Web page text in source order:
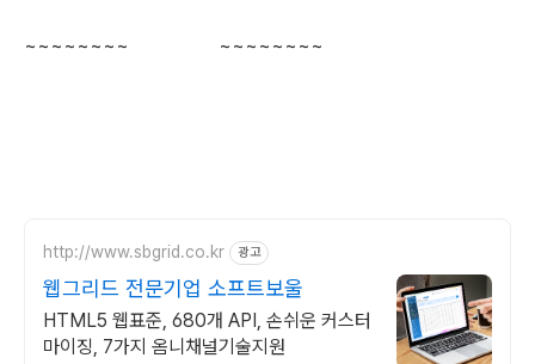
~~~~~~~~ ~~~~~~~~
http://www.sbgrid.co.kr 광고
웹그리드 전문기업 소프트보울
HTML5 웹표준, 680개 API, 손쉬운 커스터
마이징, 7가지 옴니채널기술지원